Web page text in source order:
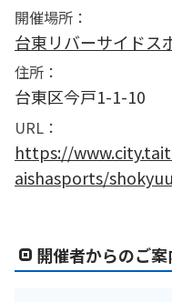
開催場所：
台東リバーサイドス
住所：
台東区今戸1-1-10
URL：
https://
aishasports/
開催者からのご案